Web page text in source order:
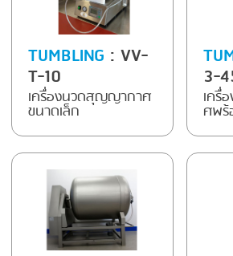
CLIPPING
COOKING
DICING
FORMING
GRILLING
HEAT SEALING
INJECTING
EMERSON
FIREX
FREY
G.MONDINI
KRONEN
TUMBLING : VV-
T-10
เครื่องนวดสุญญากาศ
ขนาดเล็ก
3-
เครื่
ศพร้